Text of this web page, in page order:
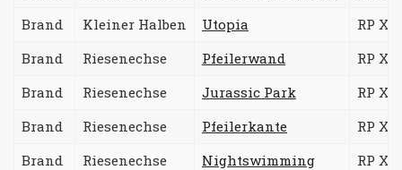
Brand
Kleiner Halben Utopia
RP
Brand
Riesenechse Pfeilerwand
RP
Brand
Riesenechse Jurassic Park
RP
Brand
Riesenechse Pfeilerkante
RP
Brand
Riesenechse Nightswimming RP